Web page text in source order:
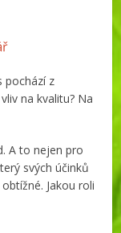
pochází z
na kvalitu? Na
A to nejen pro
svých účinků
Jakou roli